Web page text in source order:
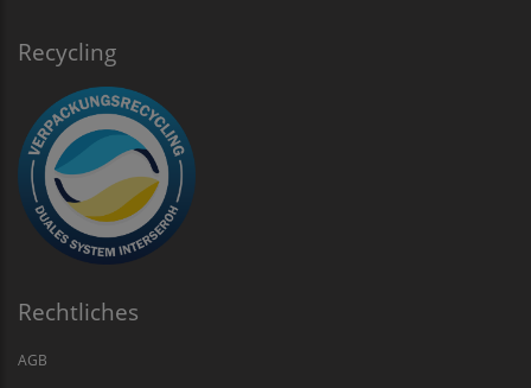
Recycling
Rechtliches
AGB